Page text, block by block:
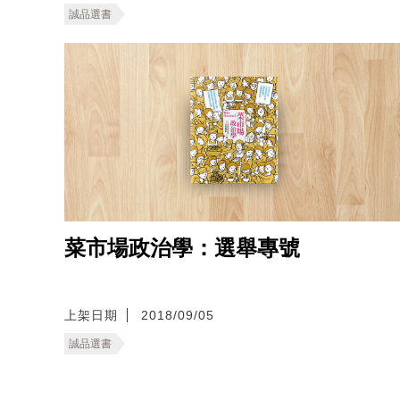
誠品選書
菜市場政治學：選舉專號
上架日期 2018/09/05
誠品選書